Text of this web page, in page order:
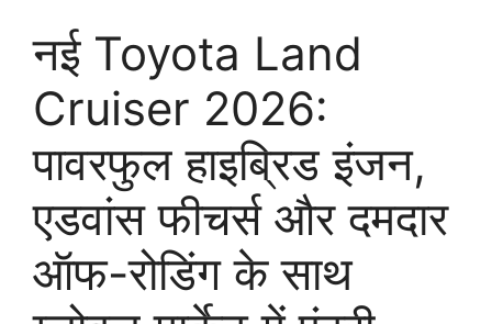
नई Toyota Land
Cruiser 2026:
पावरफुल हाइब्रिड इंजन,
एडवांस फीचर्स और दमदार
ऑफ-रोडिंग के साथ